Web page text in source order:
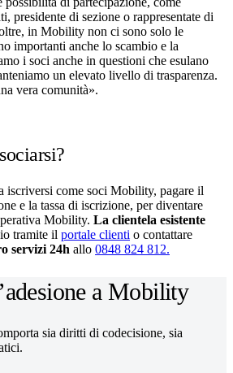
presidente di sezione o rappresentate di
in Mobility non ci sono solo le
importanti anche lo scambio e la
i soci anche in questioni che esulano
un elevato livello di trasparenza.
vera comunità».
iscriversi come soci Mobility, pagare il
e la tassa di iscrizione, per diventare
Mobility. La clientela esistente
tramite il portale clienti o contattare
servizi 24h allo 0848 824 812.
a Mobility
sia diritti di codecisione, sia